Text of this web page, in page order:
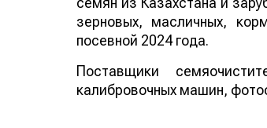
зерновых, масличных,
посевной 2024 года.
Поставщики
калибровочных машин,